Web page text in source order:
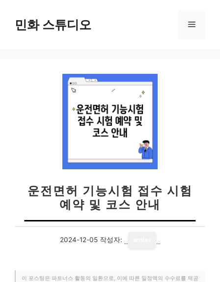
민화 스튜디오 메
운전면허 기능시험 접수 시험
예약 및 코스 안내
2024-12-05 작성자:
이 포스팅은 파트너스 활동의 일환으로, 이에 따른 일정액의 수수료를 제공